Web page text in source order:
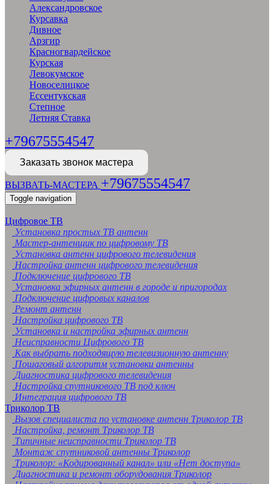
Александровское
Курсавка
Дивное
Арзгир
Красногвардейское
Курская
Левокумское
Новоселицкое
Ессентукская
Степное
Летняя Ставка
+79675554547
Заказать звонок мастера
ВЫЗВАТЬ-МАСТЕРА +79675554547
Toggle navigation
Цифровое ТВ
Установка простых ТВ антенн
Мастер-антенщик по цифровому ТВ
Установка антенн цифрового телевидения
Настройка антенн цифрового телевидения
Подключение цифрового ТВ
Установка эфирных антенн в городе и пригородах
Подключение цифровых каналов
Ремонт антенн
Настройка цифрового ТВ
Установка и настройка эфирных антенн
Неисправности Цифрового ТВ
Как выбрать подходящую телевизионную антенну
Пошаговый алгоритм установки антенны
Диагностика цифрового телевидения
Настройка спутникового ТВ под ключ
Интеграция цифрового ТВ
Триколор ТВ
Вызов специалиста по установке антенн Триколор ТВ
Настройка, ремонт Триколор ТВ
Типичные неисправности Триколор ТВ
Монтаж спутниковой антенны Триколор
Триколор: «Кодированный канал» или «Нет доступа»
Диагностика и ремонт оборудования Триколор